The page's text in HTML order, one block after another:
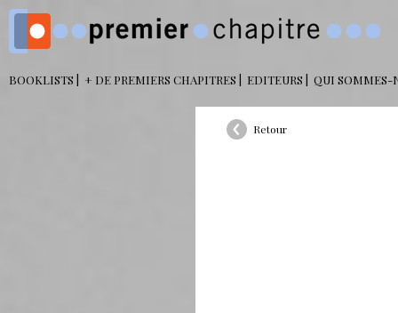
BOOKLISTS + DE PREMIERS CHAPITRES EDITEURS QUI SOMMES-
Retour